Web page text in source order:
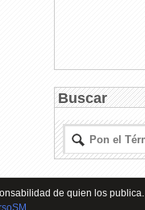
Buscar
de quien los publica.